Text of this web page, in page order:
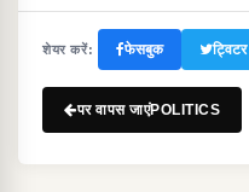
शेयर करें: फेसबुक ट्विटर
पर वापस जाएंPOLITICS